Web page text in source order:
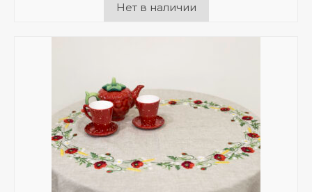
товар
имеет
выбрать
на
странице
товара.
Нет в наличии